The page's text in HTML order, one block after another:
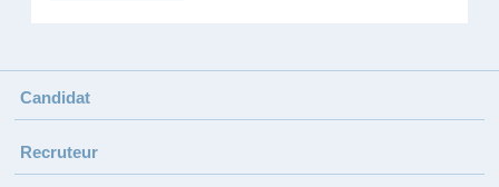
Candidat
Recruteur